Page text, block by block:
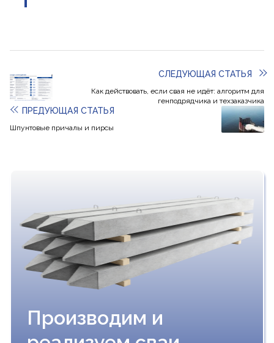
ПРЕДУЮЩАЯ СТАТЬЯ
Шпунтовые причалы и пирсы
СЛЕДУЮЩАЯ СТАТЬЯ
Как действовать, если свая не идёт: алгоритм для
генподрядчика и техзаказчика
Производим и